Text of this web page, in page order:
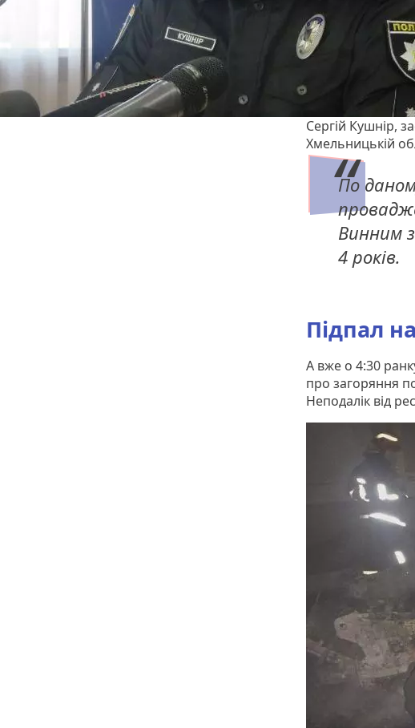
Сергій Кушнір,
Хмельницькій
По
Винним
4 років.
Підпал
А вже о 4:30
про загоряння
Неподалік від